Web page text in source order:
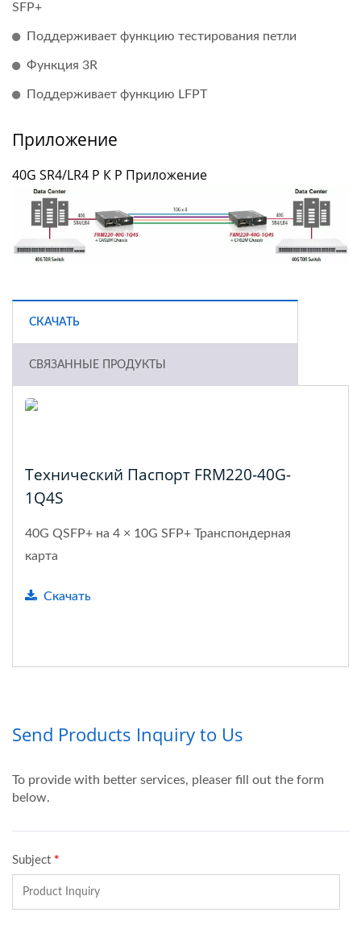
SFP+
Поддерживает функцию тестирования петли
Функция 3R
Поддерживает функцию LFPT
Приложение
40G SR4/LR4 P К P Приложение
СКАЧАТЬ
СВЯЗАННЫЕ ПРОДУКТЫ
Технический Паспорт FRM220-40G-
1Q4S
40G QSFP+ на 4 × 10G SFP+ Транспондерная
карта
Скачать